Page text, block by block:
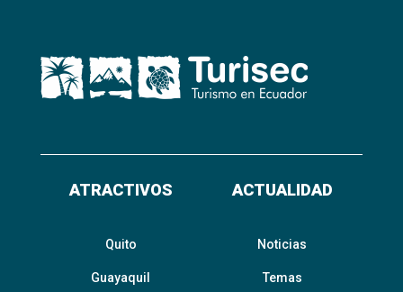
ATRACTIVOS
Quito
Guayaquil
ACTUALIDAD
Noticias
Temas